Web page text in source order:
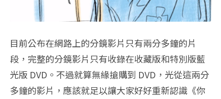
目前公布在網路上的分鏡影片只有兩分多鐘的片
段，完整的分鏡影片只有收錄在收藏版和特別版藍
光版 DVD。不過就算無緣搶購到 DVD，光從這兩分
多鐘的影片，應該就足以讓大家好好重新認識《你